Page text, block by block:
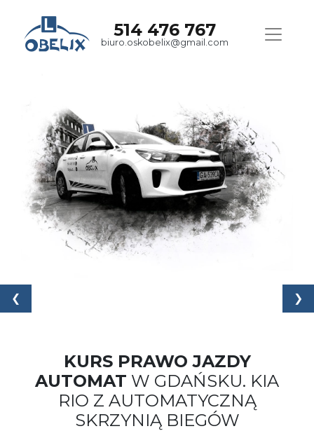
514 476 767
biuro.oskobelix@gmail.com
KURS PRAWO JAZDY
AUTOMAT W GDAŃSKU. KIA
RIO Z AUTOMATYCZNĄ
SKRZYNIĄ BIEGÓW
❮ ❯